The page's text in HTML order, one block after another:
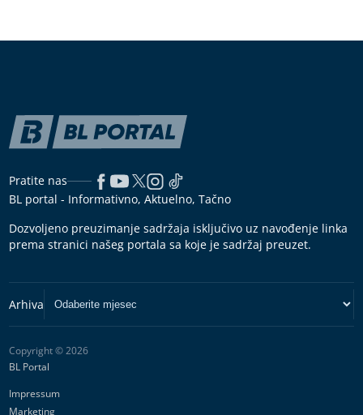
Pratite nas
BL portal - Informativno, Aktuelno, Tačno
Dozvoljeno preuzimanje sadržaja isključivo uz navođenje linka
prema stranici našeg portala sa koje je sadržaj preuzet.
Copyright © 2026
BL Portal
Impressum
Marketing